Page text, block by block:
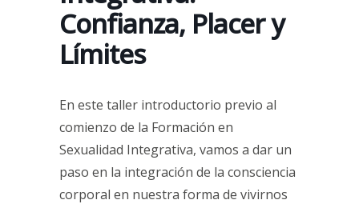
Confianza, Placer y
Límites
En este taller introductorio previo al
comienzo de la Formación en
Sexualidad Integrativa, vamos a dar un
paso en la integración de la consciencia
corporal en nuestra forma de vivirnos